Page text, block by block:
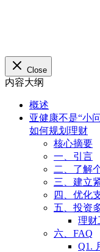
Close
内容大纲
概述
亚健康不是“小
如何规划理财
核心摘要
一、引言
二、了解
三、建立
四、优化
五、投资
理财
六、FAQ
Q1.